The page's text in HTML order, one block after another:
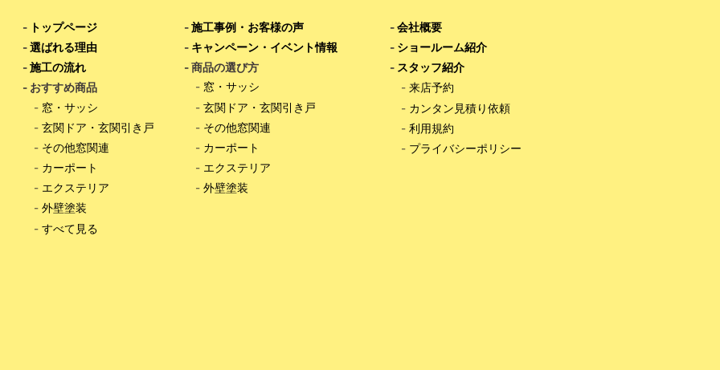
- トップページ
-選ばれる理由
-施工の流れ
- おすすめ商品
- 窓・サッシ
- 玄関ドア・玄関引き戸
- その他窓関連
- カーポート
- エクステリア
- 外壁塗装
- すべて見る
-施工事例・お客様の声
- キャンペーン・イベント情報
- 商品の選び方
- 窓・サッシ
-玄関ドア・玄関引き戸
- その他窓関連
- カーポート
- エクステリア
-外壁塗装
-会社概要
- ショールーム紹介
- スタッフ紹介
- 来店予約
- カンタン見積り依頼
- 利用規約
- プライバシーポリシー